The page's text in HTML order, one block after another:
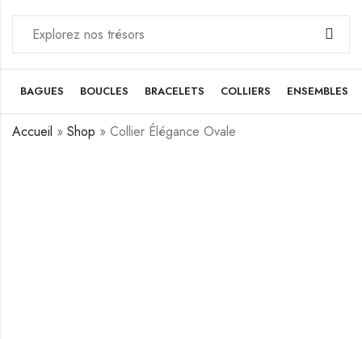
BAGUES BOUCLES BRACELETS COLLIERS ENSEMBLES
Accueil » Shop » Collier Élégance Ovale